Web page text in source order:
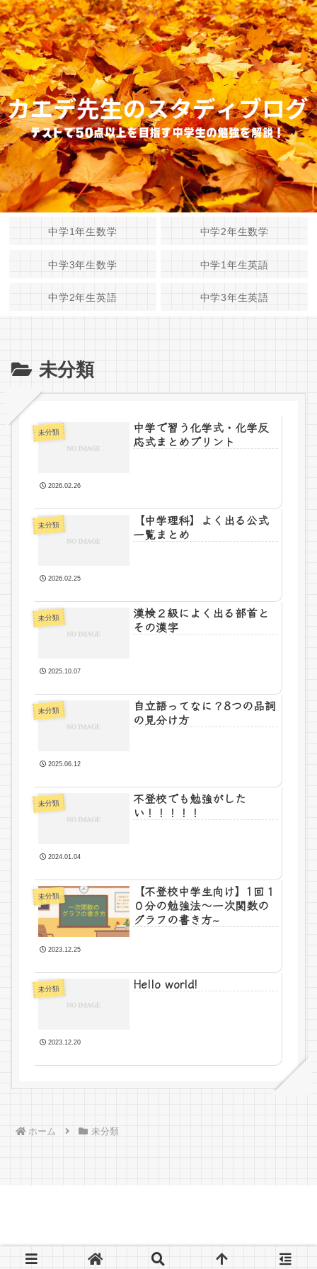
中学1年生数学 中学2年生数学
中学3年生数学 中学1年生英語
中学2年生英語 中学3年生英語
未分類
未分類
中学で習う化学式・化学反
応式まとめプリント
2026.02.26
未分類
【中学理科】よく出る公式
一覧まとめ
2026.02.25
未分類
漢検２級によく出る部首と
その漢字
2025.10.07
未分類
自立語ってなに？8つの品詞
の見分け方
2025.06.12
未分類
不登校でも勉強がした
い！！！！！
2024.01.04
未分類
【不登校中学生向け】1回１
０分の勉強法～一次関数の
グラフの書き方~
2023.12.25
未分類 Hello world!
2023.12.20
ホーム 未分類
© 2023 .